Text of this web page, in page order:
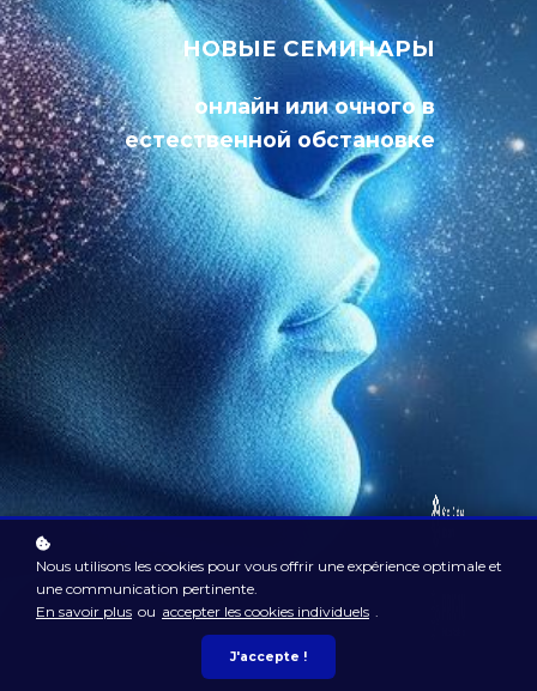
НОВЫЕ СЕМИНАРЫ
онлайн или очного в
естественной обстановке
Nous utilisons les cookies pour vous offrir une expérience optimale et
une communication pertinente.
En savoir plus ou accepter les cookies individuels .
J'accepte !